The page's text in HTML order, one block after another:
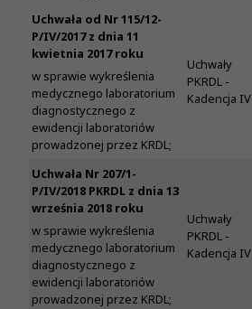
Uchwała od Nr 115/12-
P/IV/2017 z dnia 11
kwietnia 2017 roku
w sprawie wykreślenia
medycznego laboratorium
diagnostycznego z
ewidencji laboratoriów
prowadzonej przez KRDL;
Uchwały
PKRDL -
Kadencja IV
Uchwała Nr 207/1-
P/IV/2018 PKRDL z dnia 13
września 2018 roku
w sprawie wykreślenia
medycznego laboratorium
diagnostycznego z
ewidencji laboratoriów
prowadzonej przez KRDL;
Uchwały
PKRDL -
Kadencja IV